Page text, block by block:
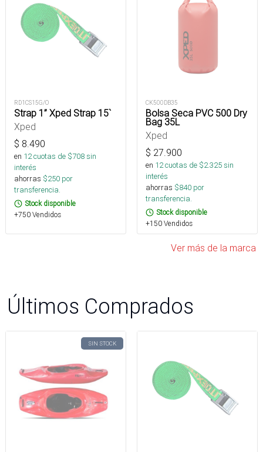
RD1CS15G/O
Strap 1” Xped Strap 15`
Xped
$ 8.490
en 12cuotas de $708sin
interés
ahorras $250 por
transferencia.
Stock disponible
+750 Vendidos
CK500DB35
Bolsa Seca PVC 500 Dry
Bag 35L
Xped
$ 27.900
en 12cuotas de $2.325sin
interés
ahorras $840 por
transferencia.
Stock disponible
+150 Vendidos
Ver más de la marca
Últimos Comprados
SIN STOCK